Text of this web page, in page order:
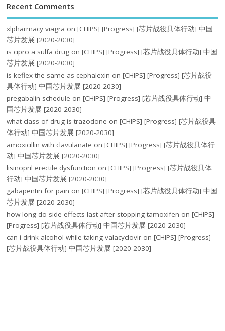
Recent Comments
xlpharmacy viagra on[CHIPS] [Progress] [芯片战役具体行动] 中国
芯片发展 [2020-2030]
is cipro a sulfa drug on[CHIPS] [Progress] [芯片战役具体行动] 中国
芯片发展 [2020-2030]
is keflex the same as cephalexin on[CHIPS] [Progress] [芯片战役
具体行动] 中国芯片发展 [2020-2030]
pregabalin schedule on[CHIPS] [Progress] [芯片战役具体行动] 中
国芯片发展 [2020-2030]
what class of drug is trazodone on[CHIPS] [Progress] [芯片战役具
体行动] 中国芯片发展 [2020-2030]
amoxicillin with clavulanate on[CHIPS] [Progress] [芯片战役具体行
动] 中国芯片发展 [2020-2030]
lisinopril erectile dysfunction on[CHIPS] [Progress] [芯片战役具体
行动] 中国芯片发展 [2020-2030]
gabapentin for pain on[CHIPS] [Progress] [芯片战役具体行动] 中国
芯片发展 [2020-2030]
how long do side effects last after stopping tamoxifen on[CHIPS]
[Progress] [芯片战役具体行动] 中国芯片发展 [2020-2030]
can i drink alcohol while taking valacyclovir on[CHIPS] [Progress]
[芯片战役具体行动] 中国芯片发展 [2020-2030]